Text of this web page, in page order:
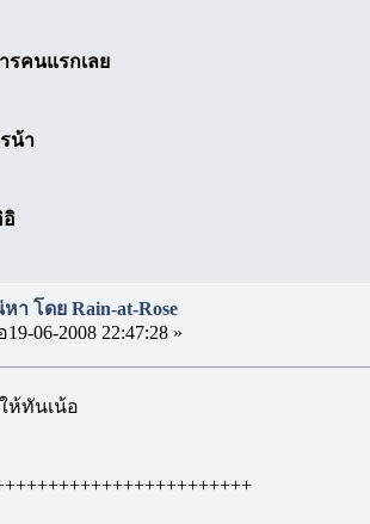
คนแรกเลย
น้า
อิ
า โดย Rain-at-Rose
06-2008 22:47:28 »
ห้ทันเน้อ